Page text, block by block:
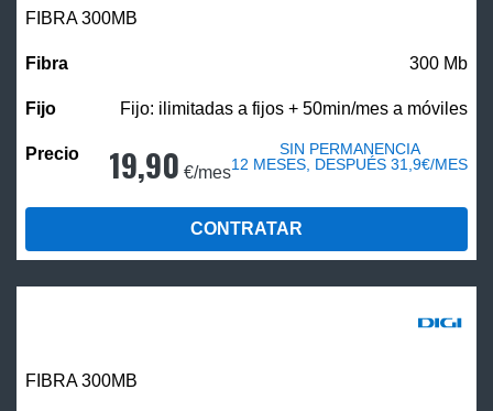
FIBRA 300MB
300 Mb
Fijo: ilimitadas a fijos + 50min/mes a móviles
19,90 €/mes
SIN PERMANENCIA
12 MESES, DESPUÉS 31,9€/MES
CONTRATAR
FIBRA 300MB